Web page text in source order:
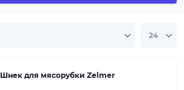
Шнек для мясорубки Zelmer